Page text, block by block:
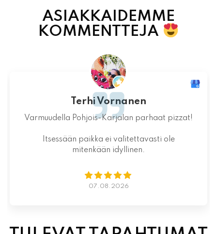
Terhi Vornanen
Varmuudella Pohjois-Karjalan parhaat pizzat!
Itsessään paikka ei valitettavasti ole
mitenkään idyllinen.
07.08.2026